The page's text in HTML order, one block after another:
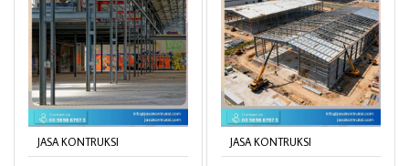
JASA KONTRUKSI JASA KONTRUKSI